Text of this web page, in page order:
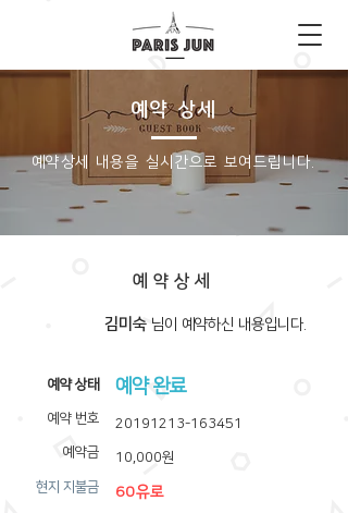
예약 상세
​예약상세 내용을 실시간으로 보여드립니다.
예약상세
김미숙 ​님이 예약하신 내용입니다.
​예약 상태
예약 번호
예약금
​현지 지불금
예약 완료
20191213-163451
10,000원
60유로